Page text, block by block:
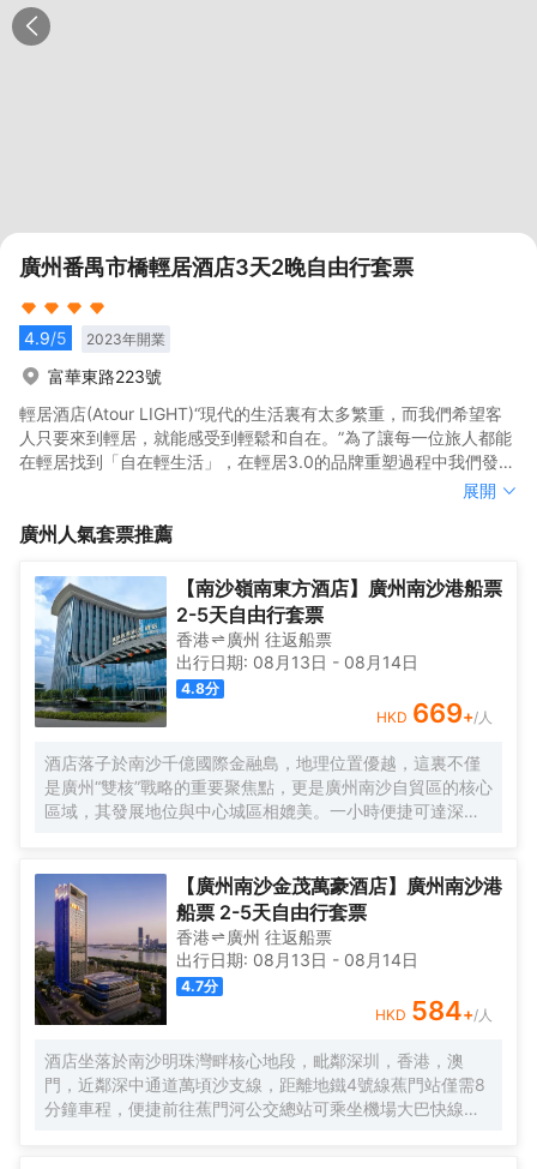
廣州番禺市橋輕居酒店3天2晚自由行套票
4.9/5 2023年開業
富華東路223號
輕居酒店(Atour LIGHT)“現代的生活裏有太多繁重，而我們希望客
人只要來到輕居，就能感受到輕鬆和自在。”為了讓每一位旅人都能
在輕居找到「自在輕生活」，在輕居3.0的品牌重塑過程中我們發明
了一種特殊的「藍」一水空藍<br>廣東番禺廣場富華東路輕居酒店
假期出遊，家人出行的不二選擇。
輕居酒店(Atour LIGHT)“現代的生活裏有太多繁重，而我們希望客
在輕居找到「自在輕生活」，在輕居3.0的品牌重塑過程中我們發明
在廣州市番禺區富華東路223號。周邊酒店酒吧街，宵夜街，是您
假期出遊，家人出行的不二選擇。
展開
廣州 人氣套票推薦
【南沙嶺南東方酒店】廣州南沙港船票
2-5天自由行套票
香港 廣州 往返船票
出行日期: 08月13日 - 08月14日
4.8分
HKD 669+/人
酒店落子於南沙千億國際金融島，地理位置優越，這裏不僅
是廣州“雙核”戰略的重要聚焦點，更是廣州南沙自貿區的核心
區域，其發展地位與中心城區相媲美。一小時便捷可達深
字母“A”，既展中國氣派，又含西式願景——Amazing（令人
驚歎），Astonishing（令人震撼），隱含着酒店將成為南沙
乃至全球矚目的中式美學新地標的美好期許。 酒店作為南沙
國際會展中心綜合體重要組成部分，以“木棉花開，鴻翔海
絲”之設計理念，以大灣區金融新地標之姿態，締造南沙“立足
灣區、協同港澳、面向世界”的實踐範本。
【廣州南沙金茂萬豪酒店】廣州南沙港
船票 2-5天自由行套票
香港 廣州 往返船票
出行日期: 08月13日 - 08月14日
4.7分
HKD 584+/人
酒店坐落於南沙明珠灣畔核心地段，毗鄰深圳，香港，澳
門，近鄰深中通道萬頃沙支線，距離地鐵4號線蕉門站僅需8
分鐘車程，便捷前往蕉門河公交總站可乘坐機場大巴快線或